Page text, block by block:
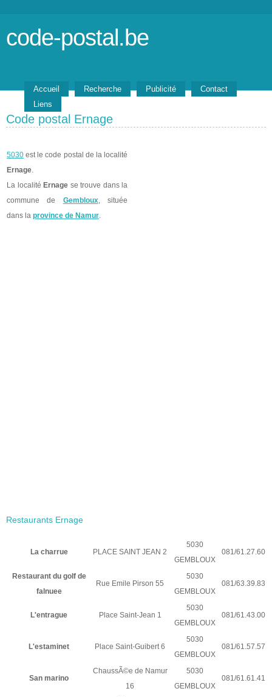
code-postal.be
Accueil Recherche Publicité
Contact
Liens
Code postal Ernage
5030 est le code postal de la localité
Ernage.
La localité Ernage se trouve dans la
commune de Gembloux, située
dans la province de Namur.
Restaurants Ernage
La charrue PLACE SAINT JEAN 2
5030
GEMBLOUX
081/61.27.60
Restaurant du golf de
falnuee
Rue Emile Pirson 55
5030
GEMBLOUX
081/63.39.83
L'entrague Place Saint-Jean 1
5030
GEMBLOUX
081/61.43.00
L'estaminet Place Saint-Guibert 6
5030
GEMBLOUX
081/61.57.57
San marino
ChaussÃ©e de Namur
16
5030
GEMBLOUX
081/61.61.41